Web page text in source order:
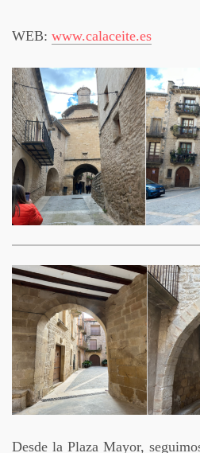
WEB: www.calaceite.es
Desde la Plaza Mayor,